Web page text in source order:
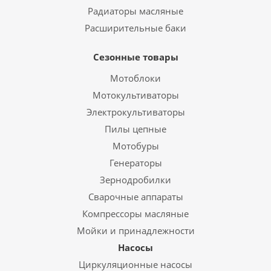
Радиаторы масляные
Расширительные баки
Сезонные товары
Мотоблоки
Мотокультиваторы
Электрокультиваторы
Пилы цепные
Мотобуры
Генераторы
Зернодробилки
Сварочные аппараты
Компрессоры масляные
Мойки и принадлежности
Насосы
Циркуляционные насосы